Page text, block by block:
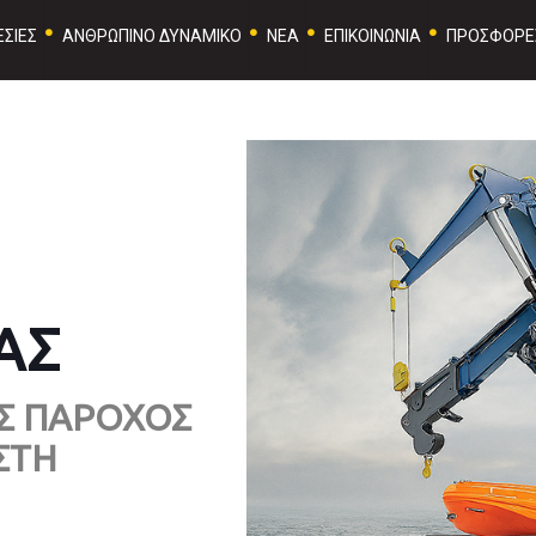
ΑΝΘΡΩΠΙΝΟ ΔΥΝΑΜΙΚΟ ΝΕΑ ΕΠΙΚΟΙΝΩΝΙΑ
ΠΑΡΟΧΟΣ